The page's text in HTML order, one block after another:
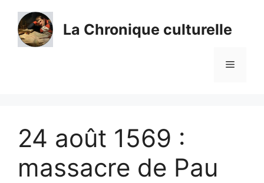
contenu
La Chronique culturelle
Menu
24 août 1569 :
massacre de Pau